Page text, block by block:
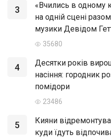
3
«Вчились в одному
на одній сцені
музики Девідом
35680
4
Десятки років
насіння: городник
помідори
23486
5
Кияни
куди їдуть